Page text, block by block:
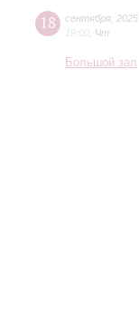
18 сентября 2025
19:00 Чт
Большой зал